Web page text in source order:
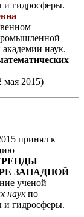
и гидросферы.
академии наук.
мая 2015)
принял к
ЗАПАДНОЙ
ученой
наукпо
и гидросферы.